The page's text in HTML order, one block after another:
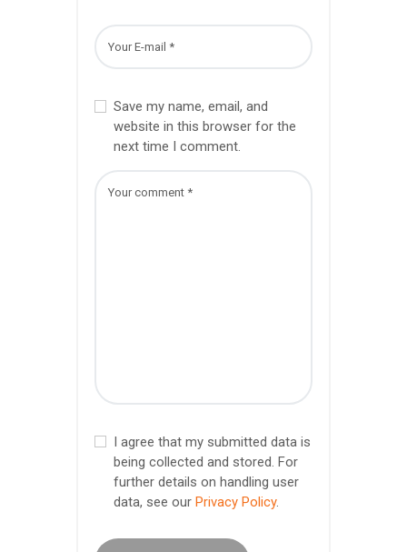
Save my name, email, and
website in this browser for the
next time I comment.
I agree that my submitted data is
being collected and stored. For
further details on handling user
data, see our Privacy Policy.